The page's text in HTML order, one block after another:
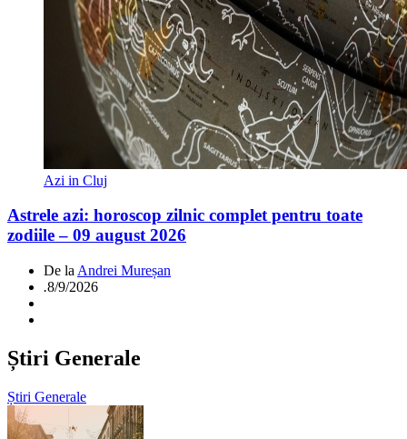
Azi in Cluj
Astrele azi: horoscop zilnic complet pentru toate
zodiile – 09 august 2026
De la Andrei Mureșan
.8/9/2026
Știri Generale
Știri Generale